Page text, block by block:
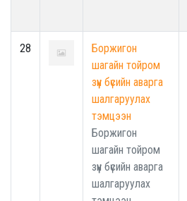
28
Боржигон
шагайн тойром
зүүн бүсийн аварга
шалгаруулах
тэмцээн
Боржигон
шагайн тойром
зүүн бүсийн аварга
шалгаруулах